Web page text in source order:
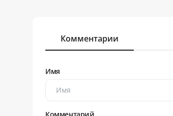
Комментарии
Имя
Комментарий